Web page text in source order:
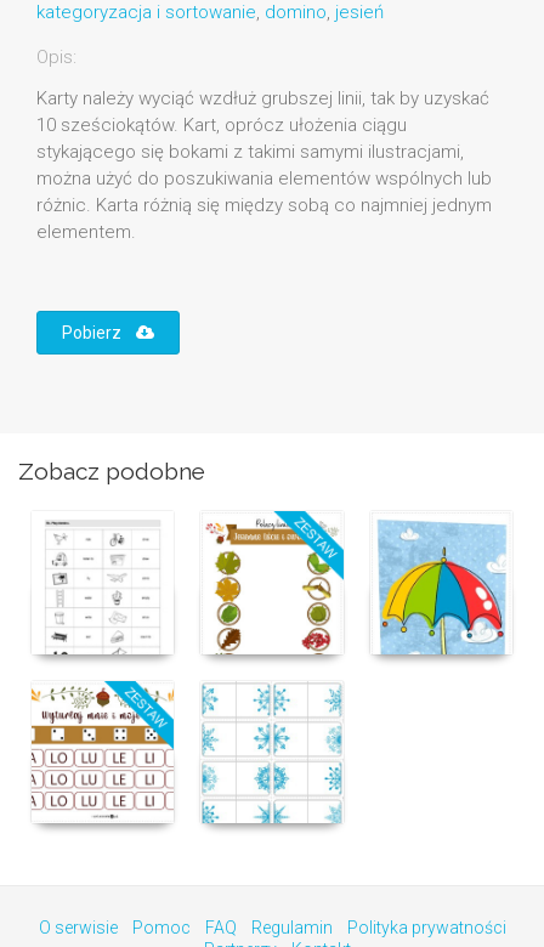
kategoryzacja i sortowanie, domino, jesień
Opis:
Karty należy wyciąć wzdłuż grubszej linii, tak by uzyskać
10 sześciokątów. Kart, oprócz ułożenia ciągu
stykającego się bokami z takimi samymi ilustracjami,
można użyć do poszukiwania elementów wspólnych lub
różnic. Karta różnią się między sobą co najmniej jednym
elementem.
Pobierz
Zobacz podobne
O serwisie Pomoc FAQ Regulamin
Polityka prywatności